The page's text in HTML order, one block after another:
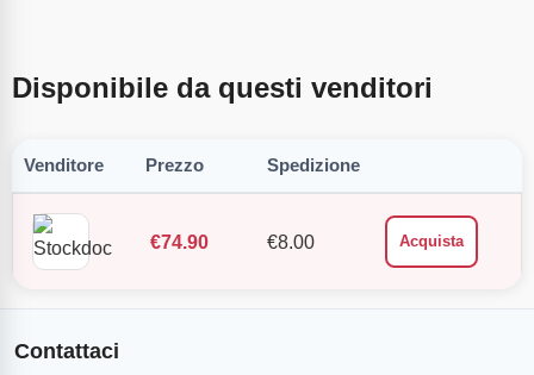
Disponibile da questi venditori
Venditore Prezzo Spedizione
€74.90 €8.00 Acquista
Contattaci